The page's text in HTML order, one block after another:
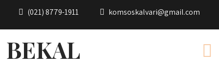
(021) 8779-1911 komsoskalvari@gmail.com
BEKAL